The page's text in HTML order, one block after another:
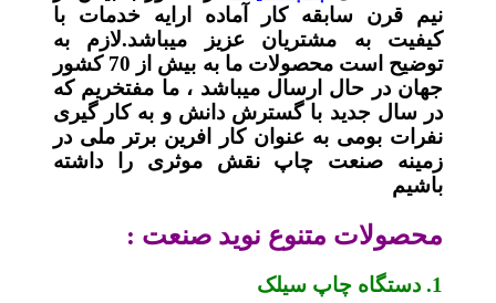
نیم قرن سابقه کار آماده ارایه خدمات با
کیفیت به مشتریان عزیز میباشد.لازم به
توضیح است محصولات ما به بیش از 70 کشور
جهان در حال ارسال میباشد ، ما مفتخریم که
در سال جدید با گسترش دانش و به کار گیری
نفرات بومی به عنوان کار افرین برتر ملی در
زمینه صنعت چاپ نقش موثری را داشته
باشیم
محصولات متنوع نوید صنعت :
1. دستگاه چاپ سیلک